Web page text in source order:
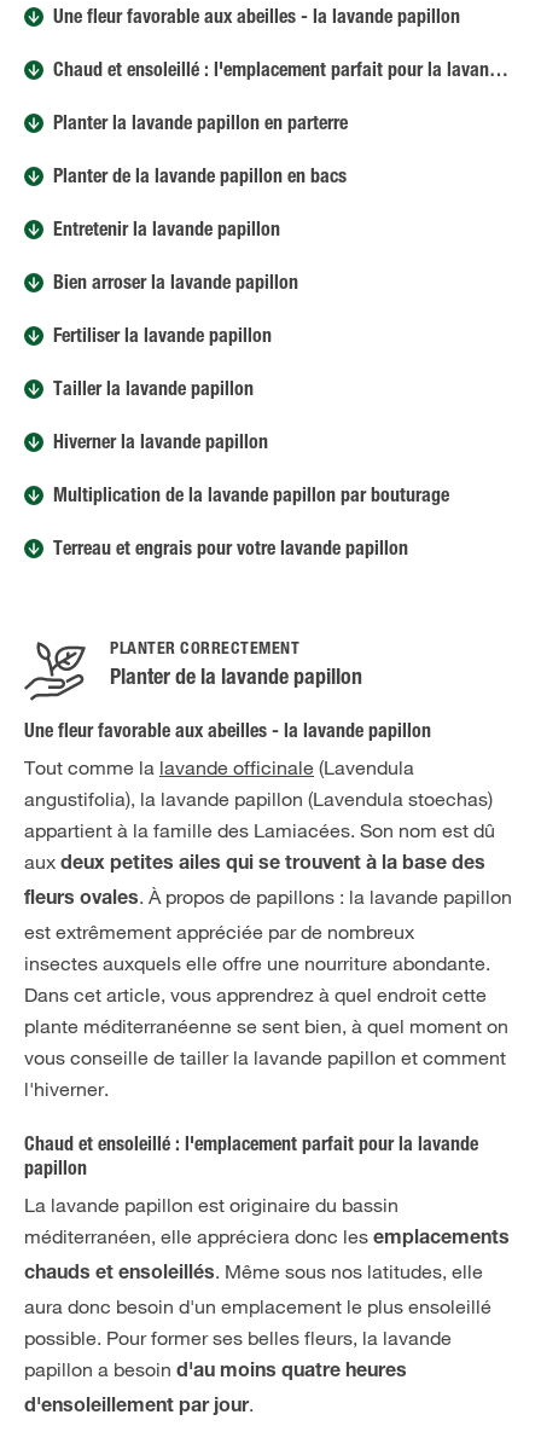
Une fleur favorable aux abeilles - la lavande papillon
Chaud et ensoleillé : l'emplacement parfait pour la lavande papillon
Planter la lavande papillon en parterre
Planter de la lavande papillon en bacs
Entretenir la lavande papillon
Bien arroser la lavande papillon
Fertiliser la lavande papillon
Tailler la lavande papillon
Hiverner la lavande papillon
Multiplication de la lavande papillon par bouturage
Terreau et engrais pour votre lavande papillon
PLANTER CORRECTEMENT
Planter de la lavande papillon
Une fleur favorable aux abeilles - la lavande papillon
Tout comme la lavande officinale (Lavendula
angustifolia), la lavande papillon (Lavendula stoechas)
appartient à la famille des Lamiacées. Son nom est dû
aux deux petites ailes qui se trouvent à la base des
fleurs ovales. À propos de papillons : la lavande papillon
est extrêmement appréciée par de nombreux
insectes auxquels elle offre une nourriture abondante.
Dans cet article, vous apprendrez à quel endroit cette
plante méditerranéenne se sent bien, à quel moment on
vous conseille de tailler la lavande papillon et comment
l'hiverner.
Chaud et ensoleillé : l'emplacement parfait pour la lavande
papillon
La lavande papillon est originaire du bassin
méditerranéen, elle appréciera donc les emplacements
chauds et ensoleillés. Même sous nos latitudes, elle
aura donc besoin d'un emplacement le plus ensoleillé
possible. Pour former ses belles fleurs, la lavande
papillon a besoin d'au moins quatre heures
d'ensoleillement par jour.